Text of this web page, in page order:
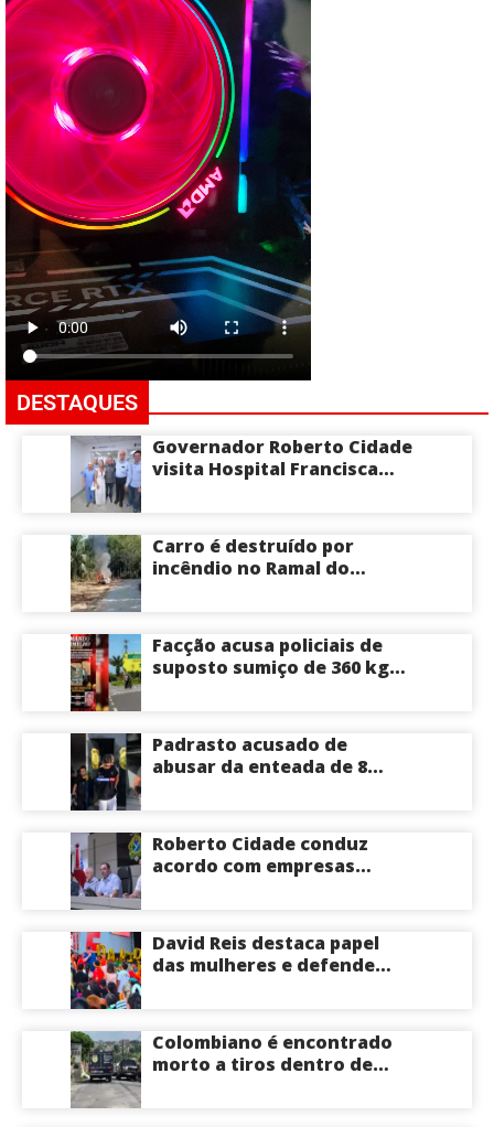
DESTAQUES
Governador Roberto Cidade
visita Hospital Francisca
cirurgias cardíacas
pediátricas
Carro é destruído por
incêndio no Ramal do
Facção acusa policiais de
suposto sumiço de 360 kg
Padrasto acusado de
abusar da enteada de 8
menina pode perder o útero
Roberto Cidade conduz
acordo com empresas
David Reis destaca papel
das mulheres e defende
Almeida ao Governo do
Amazonas
Colombiano é encontrado
morto a tiros dentro de